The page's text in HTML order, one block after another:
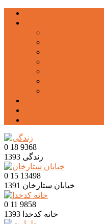
0 18 9368
زندگی 1393
0 15 13498
خیابان ستارخان 1391
0 11 9858
خانه کدخدا 1393